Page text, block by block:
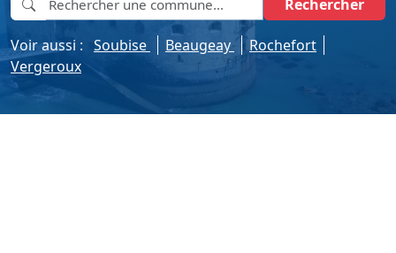
Rechercher
Voir aussi : Soubise Beaugeay
Rochefort
Vergeroux